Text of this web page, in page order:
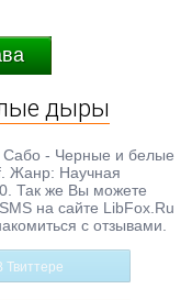
дыры
Сабо - Черные и белые
Жанр: Научная
Так же Вы можете
на сайте LibFox.Ru
с отзывами.
Твиттере